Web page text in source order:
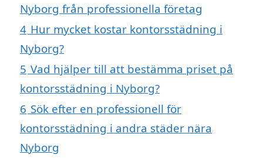
Nyborg från professionella företag
4 Hur mycket kostar kontorsstädning i
Nyborg?
5 Vad hjälper till att bestämma priset på
kontorsstädning i Nyborg?
6 Sök efter en professionell för
kontorsstädning i andra städer nära
Nyborg